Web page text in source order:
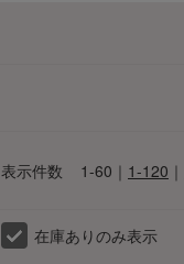
表示件数 1-60 ｜ 1-120 ｜
在庫ありのみ表示